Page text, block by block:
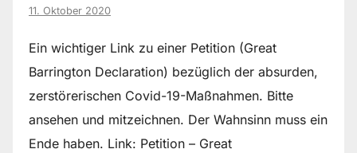
11. Oktober 2020
Ein wichtiger Link zu einer Petition (Great
Barrington Declaration) bezüglich der absurden,
zerstörerischen Covid-19-Maßnahmen. Bitte
ansehen und mitzeichnen. Der Wahnsinn muss ein
Ende haben. Link: Petition – Great